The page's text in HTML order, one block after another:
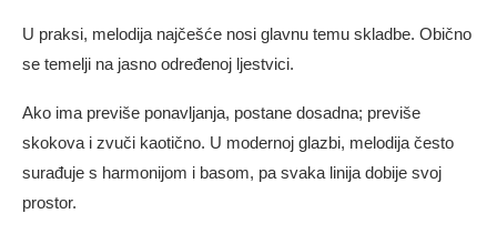
U praksi, melodija najčešće nosi glavnu temu skladbe. Obično
se temelji na jasno određenoj ljestvici.
Ako ima previše ponavljanja, postane dosadna; previše
skokova i zvuči kaotično. U modernoj glazbi, melodija često
surađuje s harmonijom i basom, pa svaka linija dobije svoj
prostor.